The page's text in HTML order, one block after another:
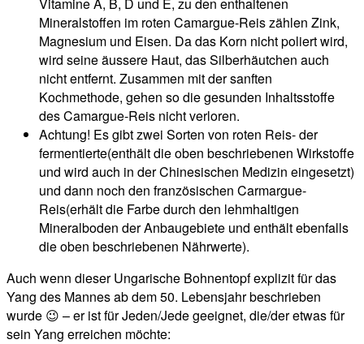
Mineralstoffen im roten Camargue-Reis zählen Zink,
Magnesium und Eisen. Da das Korn nicht poliert wird,
wird seine äussere Haut, das Silberhäutchen auch
nicht entfernt. Zusammen mit der sanften
Kochmethode, gehen so die gesunden Inhaltsstoffe
des Camargue-Reis nicht verloren.
Achtung! Es gibt zwei Sorten von roten Reis- der
fermentierte(enthält die oben beschriebenen Wirkstoffe
und wird auch in der Chinesischen Medizin eingesetzt)
und dann noch den französischen Carmargue-
Reis(erhält die Farbe durch den lehmhaltigen
Mineralboden der Anbaugebiete und enthält ebenfalls
die oben beschriebenen Nährwerte).
Auch wenn dieser Ungarische Bohnentopf explizit für das
Yang des Mannes ab dem 50. Lebensjahr beschrieben
wurde 😉 – er ist für Jeden/Jede geeignet, die/der etwas für
sein Yang erreichen möchte: